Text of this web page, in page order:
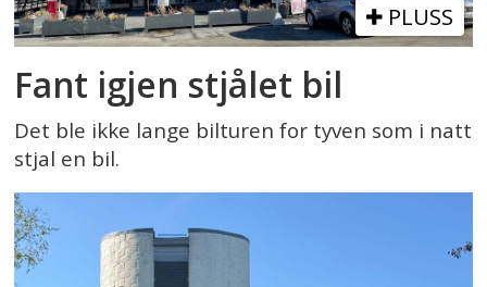
PLUSS
Fant igjen stjålet bil
Det ble ikke lange bilturen for tyven som i natt
stjal en bil.